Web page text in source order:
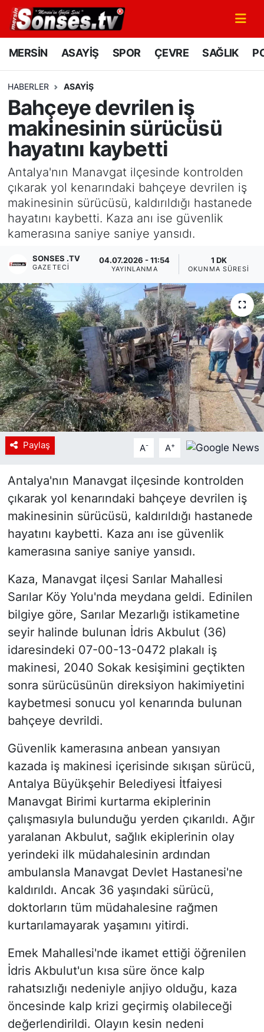
MERSİN ASAYİŞ SPOR ÇEVRE SAĞLIK
HABERLER ASAYİŞ
Bahçeye devrilen iş
makinesinin sürücüsü
hayatını kaybetti
Antalya'nın Manavgat ilçesinde kontrolden
çıkarak yol kenarındaki bahçeye devrilen iş
makinesinin sürücüsü, kaldırıldığı hastanede
hayatını kaybetti. Kaza anı ise güvenlik
kamerasına saniye saniye yansıdı.
SONSES .TV
GAZETECI
04.07.2026 - 11:54
YAYINLANMA
1 DK
OKUNMA SÜRESI
Paylaş A- A+
Antalya'nın Manavgat ilçesinde kontrolden
çıkarak yol kenarındaki bahçeye devrilen iş
makinesinin sürücüsü, kaldırıldığı hastanede
hayatını kaybetti. Kaza anı ise güvenlik
kamerasına saniye saniye yansıdı.
Kaza, Manavgat ilçesi Sarılar Mahallesi
Sarılar Köy Yolu'nda meydana geldi. Edinilen
bilgiye göre, Sarılar Mezarlığı istikametine
seyir halinde bulunan İdris Akbulut (36)
idaresindeki 07-00-13-0472 plakalı iş
makinesi, 2040 Sokak kesişimini geçtikten
sonra sürücüsünün direksiyon hakimiyetini
kaybetmesi sonucu yol kenarında bulunan
bahçeye devrildi.
Güvenlik kamerasına anbean yansıyan
kazada iş makinesi içerisinde sıkışan sürücü,
Antalya Büyükşehir Belediyesi İtfaiyesi
Manavgat Birimi kurtarma ekiplerinin
çalışmasıyla bulunduğu yerden çıkarıldı. Ağır
yaralanan Akbulut, sağlık ekiplerinin olay
yerindeki ilk müdahalesinin ardından
ambulansla Manavgat Devlet Hastanesi'ne
kaldırıldı. Ancak 36 yaşındaki sürücü,
doktorların tüm müdahalesine rağmen
kurtarılamayarak yaşamını yitirdi.
Emek Mahallesi'nde ikamet ettiği öğrenilen
İdris Akbulut'un kısa süre önce kalp
rahatsızlığı nedeniyle anjiyo olduğu, kaza
öncesinde kalp krizi geçirmiş olabileceği
değerlendirildi. Olayın kesin nedeni
MERSİN
SPOR
GÜNÜN MANŞETİ
DÜNYA
KÜLTÜR - SANAT
MAGAZİN
SAĞLIK
Siyaset
YEREL HABER
Haberde insan
Tanıtım
Mersin Nöbetçi Eczaneler
Mersin Namaz Vakitleri
Mersin Trafik Yoğunluk Haritası
Süper Lig Puan Durumu ve Fikstür
Tüm Manşetler
Son Dakika Haberleri
Haber Arşivi